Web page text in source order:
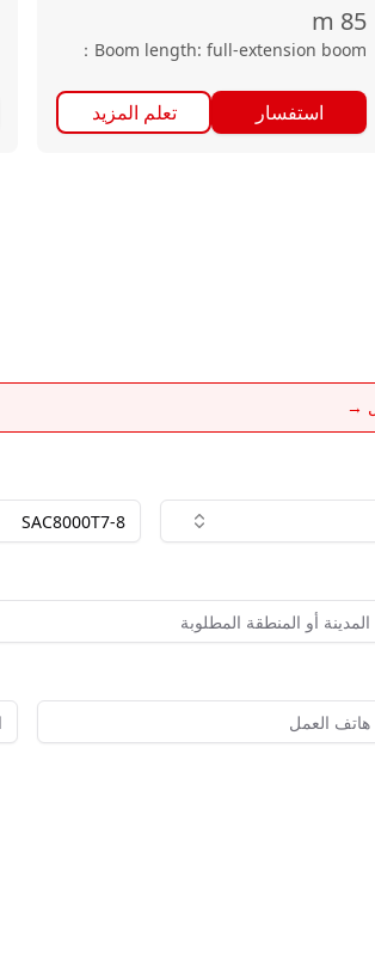
85
m
Boom length: full-extension boom
：
استفسار تعلم المزيد
→